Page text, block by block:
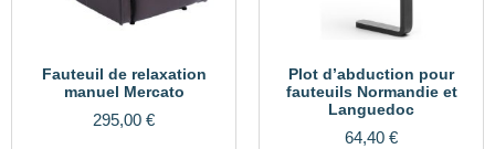
Fauteuil de relaxation
manuel Mercato
295,00 €
Plot d’abduction pour
fauteuils Normandie et
Languedoc
64,40 €